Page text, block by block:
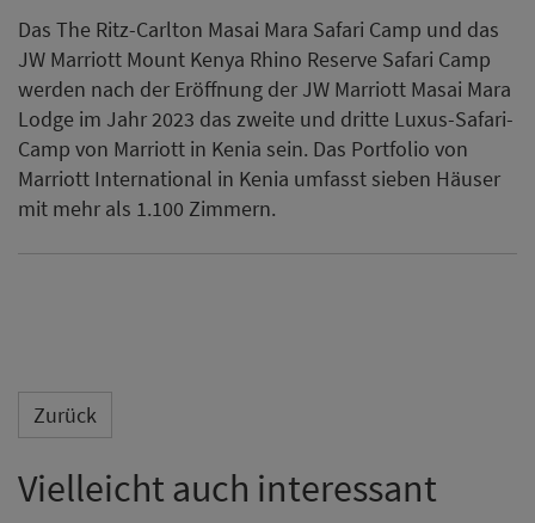
Das The Ritz-Carlton Masai Mara Safari Camp und das
JW Marriott Mount Kenya Rhino Reserve Safari Camp
werden nach der Eröffnung der JW Marriott Masai Mara
Lodge im Jahr 2023 das zweite und dritte Luxus-Safari-
Camp von Marriott in Kenia sein. Das Portfolio von
Marriott International in Kenia umfasst sieben Häuser
mit mehr als 1.100 Zimmern.
Zurück
Vielleicht auch interessant